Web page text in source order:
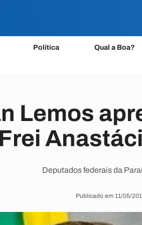
Política Qual a Boa?
Lemos
Frei
Deputados federais da
Publicado em 11/05/